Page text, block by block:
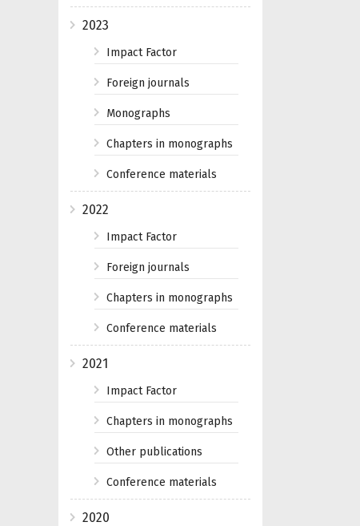
2023
Impact Factor
Foreign journals
Monographs
Chapters in monographs
Conference materials
2022
Impact Factor
Foreign journals
Chapters in monographs
Conference materials
2021
Impact Factor
Chapters in monographs
Other publications
Conference materials
2020